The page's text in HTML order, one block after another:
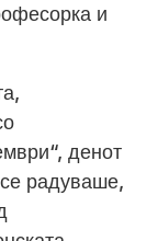
и
денот
радуваше,